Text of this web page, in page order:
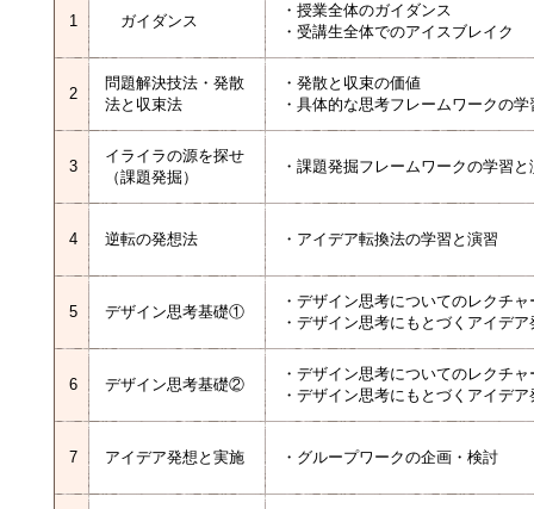
1 ガイダンス
・授業全体のガイダンス
・受講生全体でのアイスブレイク
2
問題解決技法・発散
法と収束法
・発散と収束の価値
・具体的な思考フレームワークの
3
イライラの源を探せ
（課題発掘）
・課題発掘フレームワークの学習
4 逆転の発想法 ・アイデア転換法の学習と演習
5 デザイン思考基礎①
・デザイン思考についてのレクチャ
・デザイン思考にもとづくアイデ
6 デザイン思考基礎②
・デザイン思考についてのレクチャ
・デザイン思考にもとづくアイデ
7 アイデア発想と実施 ・グループワークの企画・検討